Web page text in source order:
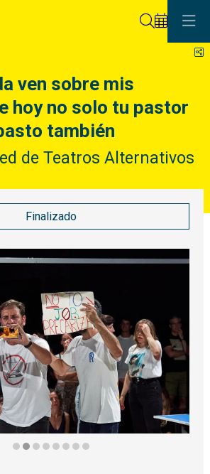
ven sobre mis
hoy no solo tu pastor
también
de Teatros Alternativos
Finalizado